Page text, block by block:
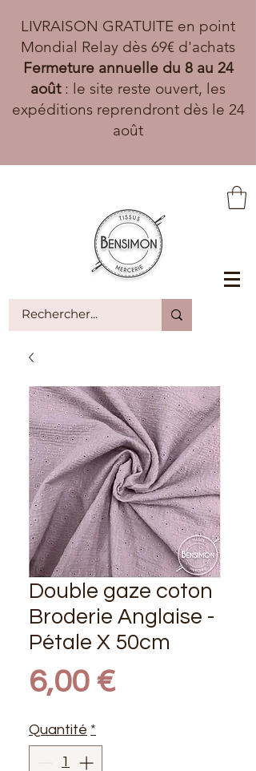
LIVRAISON GRATUITE en point
Mondial Relay dès 69€ d'achats
Fermeture annuelle du 8 au 24
août: le site reste ouvert, les
expéditions reprendront dès le 24
août
Double gaze coton
Broderie Anglaise -
Pétale X 50cm
6,00 €Prix
Quantité *